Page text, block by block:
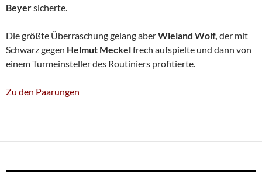
Beyersicherte.
Die größte Überraschung gelang aberWieland Wolf, der mit
Schwarz gegen Helmut Meckelfrech aufspielte und dann von
einem Turmeinsteller des Routiniers profitierte.
Zu den Paarungen